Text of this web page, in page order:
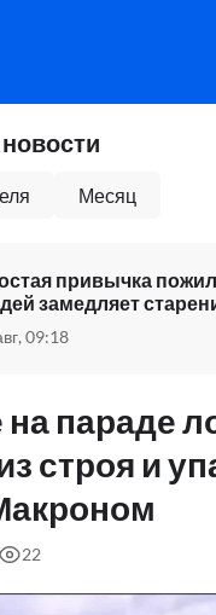
Месяц
привычка
замедляет
09:18
параде
строя и
22